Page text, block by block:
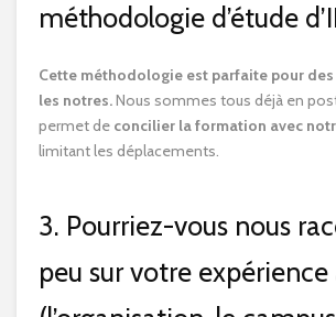
méthodologie d’étude
Cette méthodologie est parfaite pour
les notres.Nous sommes tous déjà en
permet de concilier la formation avec
limitant les déplacements.
3. Pourriez-vous nous
peu sur votre expérience